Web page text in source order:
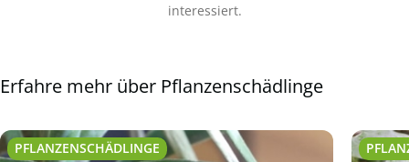
interessiert.
Erfahre mehr über Pflanzenschädlinge
PFLANZENSCHÄDLINGE